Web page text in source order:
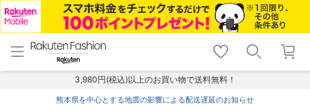
menu home
トップ
shopping_cart lock_outline
ログイン
3,980円(税込)以上のお買い物で送料無料！
熊本県を中心とする地震の影響による配送遅延のお知らせ